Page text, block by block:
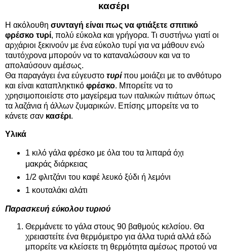
κασέρι
Η ακόλουθη συνταγή είναι πως να φτιάξετε σπιτικό
φρέσκο τυρί, πολύ εύκολα και γρήγορα. Τι συστήνω γιατί οι
αρχάριοι ξεκινούν με ένα εύκολο τυρί για να μάθουν ενώ
ταυτόχρονα μπορούν να το καταναλώσουν και να το
απολαύσουν αμέσως.
Θα παραγάγει ένα εύγευστο τυρίπου μοιάζει με το ανθότυρο
και είναι καταπληκτικό φρέσκο. Μπορείτε να το
χρησιμοποιείστε στο μαγείρεμα των ιταλικών πιάτων όπως
τα λαζάνια ή άλλων ζυμαρικών. Επίσης μπορείτε να το
κάνετε σαν κασέρι.
Υλικά
1 κιλό γάλα φρέσκο με όλα του τα λιπαρά όχι
μακράς διάρκειας
1/2 φλιτζάνι του καφέ λευκό ξύδι ή λεμόνι
1 κουταλάκι αλάτι
Παρασκευή εύκολου τυριού
Θερμάνετε το γάλα στους 90 βαθμούς κελσίου. Θα
χρειαστείτε ένα θερμόμετρο για άλλα τυριά αλλά εδώ
μπορείτε να κλείσετε τη θερμότητα αμέσως προτού να